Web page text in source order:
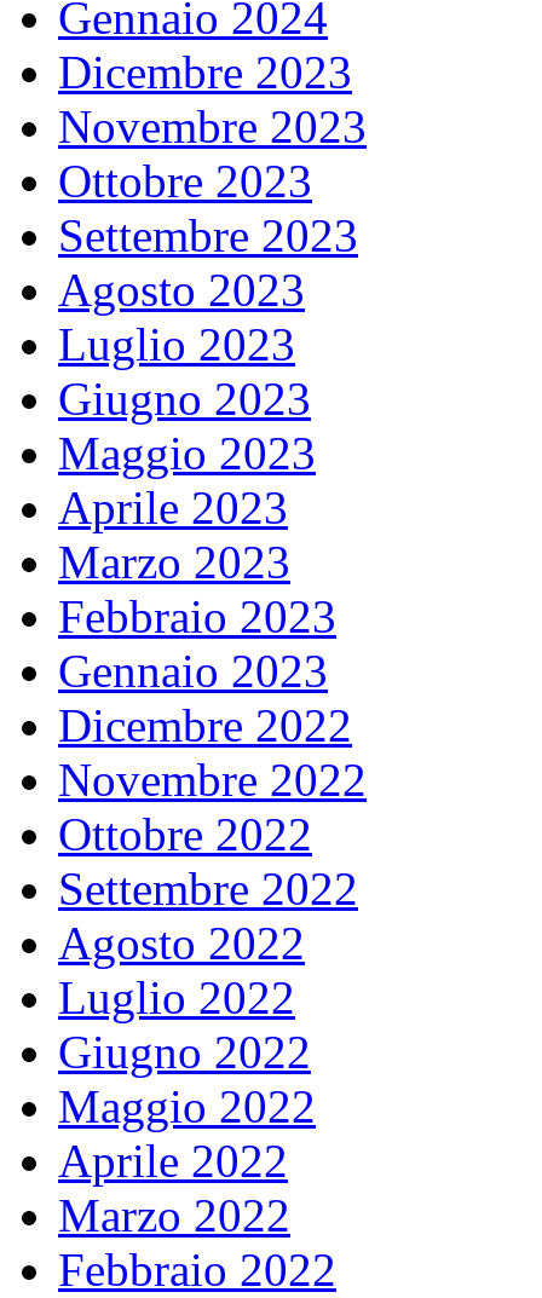
Gennaio 2024
Dicembre 2023
Novembre 2023
Ottobre 2023
Settembre 2023
Agosto 2023
Luglio 2023
Giugno 2023
Maggio 2023
Aprile 2023
Marzo 2023
Febbraio 2023
Gennaio 2023
Dicembre 2022
Novembre 2022
Ottobre 2022
Settembre 2022
Agosto 2022
Luglio 2022
Giugno 2022
Maggio 2022
Aprile 2022
Marzo 2022
Febbraio 2022